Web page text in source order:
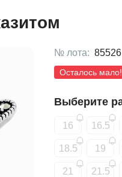
№ лота: 85526
Осталось мало!
Выберите
16 16.5
18.5 19
21 21.5